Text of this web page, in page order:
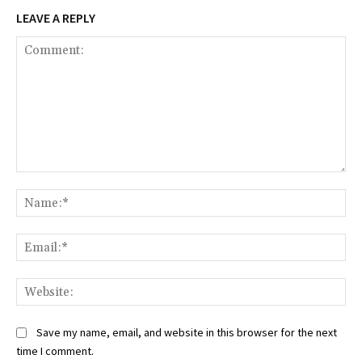
LEAVE A REPLY
Save my name, email, and website in this browser for the next
time I comment.